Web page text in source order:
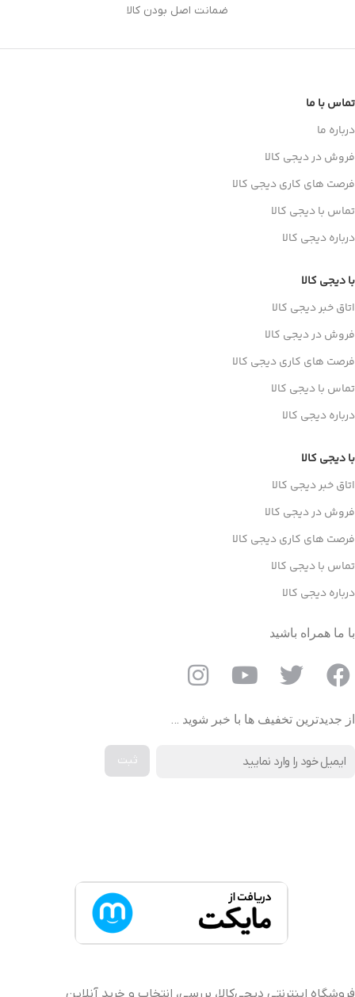
ضمانت اصل بودن کالا
تماس با ما
درباره ما
فروش در دیجی کالا
فرصت های کاری دیجی کالا
تماس با دیجی کالا
درباره دیجی کالا
با دیجی کالا
اتاق خبر دیجی کالا
فروش در دیجی کالا
فرصت های کاری دیجی کالا
تماس با دیجی کالا
درباره دیجی کالا
با دیجی کالا
اتاق خبر دیجی کالا
فروش در دیجی کالا
فرصت های کاری دیجی کالا
تماس با دیجی کالا
درباره دیجی کالا
با ما همراه باشید
از جدیدترین تخفیف ها با خبر شوید …
فروشگاه اینترنتی دیجی‌کالا، بررسی، انتخاب و خرید آنلاین